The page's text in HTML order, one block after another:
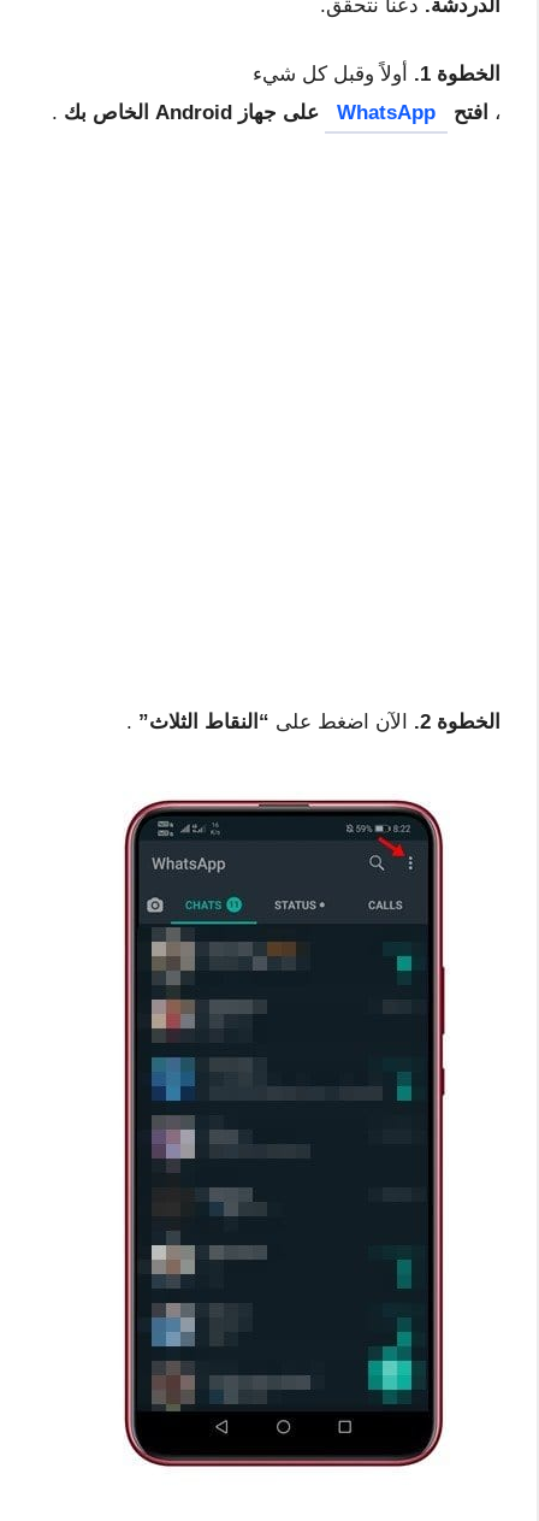
الدردشة. دعنا نتحقق.
الخطوة 1.
أولاً وقبل كل شيء
، افتح WhatsApp على جهاز Android الخاص بك .
الخطوة 2. الآن اضغط على “النقاط الثلاث” .